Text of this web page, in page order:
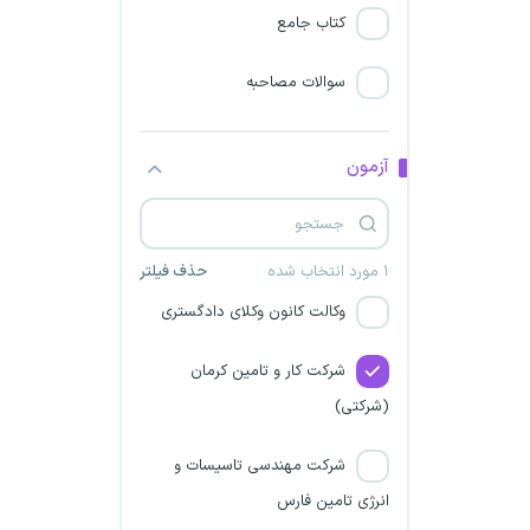
کتاب جامع
سوالات مصاحبه
آزمون
۱ مورد انتخاب شده حذف فیلتر
دانشگاه علوم پزشکی رفسنجان
شرکت ماهان صداقت هرمز
شرکت کار و تامین در سه استان
شرکت کار و تامین
وکالت کانون وکلای دادگستری
شرکت کار و تامین کرمان
(شرکتی)
شرکت مهندسی تاسیسات و
انرژی تامین فارس